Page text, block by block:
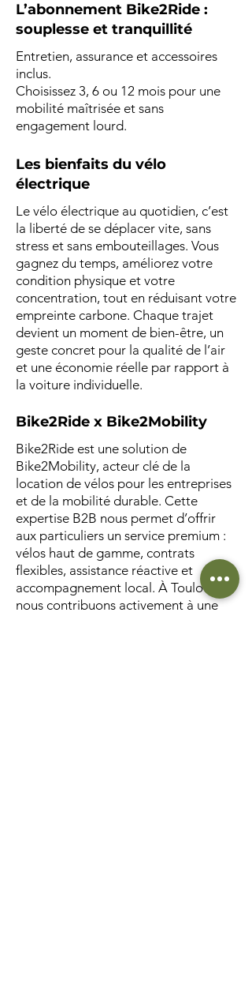
L’abonnement Bike2Ride :
souplesse et tranquillité
Entretien, assurance et accessoires
inclus.
Choisissez 3, 6 ou 12 mois pour une
mobilité maîtrisée et sans
engagement lourd.
Les bienfaits du vélo
électrique
Le vélo électrique au quotidien, c’est
la liberté de se déplacer vite, sans
stress et sans embouteillages. Vous
gagnez du temps, améliorez votre
condition physique et votre
concentration, tout en réduisant votre
empreinte carbone. Chaque trajet
devient un moment de bien-être, un
geste concret pour la qualité de l’air
et une économie réelle par rapport à
la voiture individuelle.
Bike2Ride x Bike2Mobility
Bike2Ride est une solution de
Bike2Mobility, acteur clé de la
location de vélos pour les entreprises
et de la mobilité durable. Cette
expertise B2B nous permet d’offrir
aux particuliers un service premium :
vélos haut de gamme, contrats
flexibles, assistance réactive et
accompagnement local. À Toulouse,
nous contribuons activement à une